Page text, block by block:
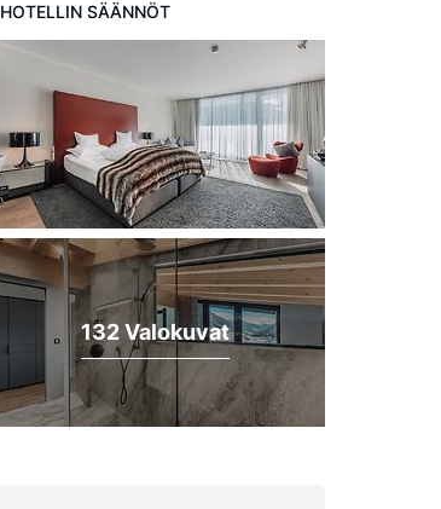
HOTELLIN SÄÄNNÖT
132 Valokuvat